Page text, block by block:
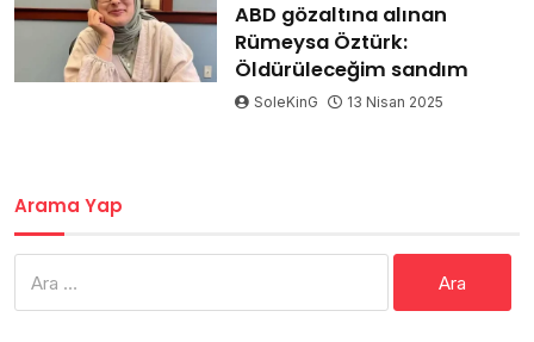
ABD gözaltına alınan
Rümeysa Öztürk:
Öldürüleceğim sandım
SoleKinG 13 Nisan 2025
Arama Yap